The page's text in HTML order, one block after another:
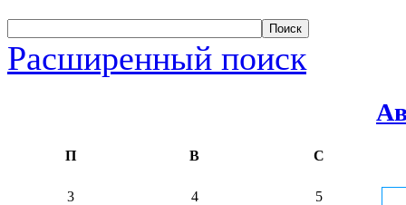
Расширенный поиск
П В С
3 4
5